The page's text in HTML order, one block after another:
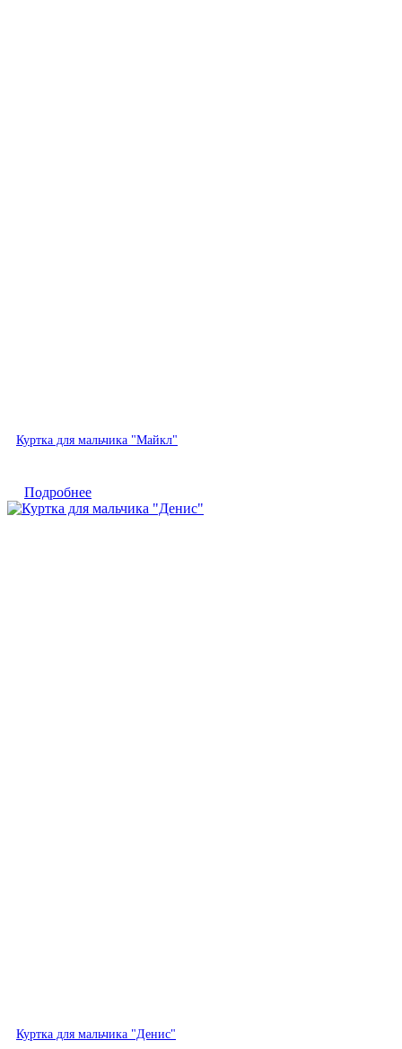
Куртка для мальчика "Майкл"
Подробнее
Куртка для мальчика "Денис"